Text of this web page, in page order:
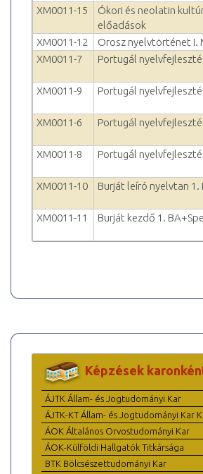
XM0011-15
Ókori és neolatin
előadások
XM0011-12 Orosz nyelvtörténet I.
XM0011-7
Portugál
XM0011-9 Portugál
XM0011-6 Portugál
XM0011-8 Portugál
XM0011-10 Burját leíró nyelvtan 1.
XM0011-11 Burját kezdő 1.
Képzések
ÁJTK Állam- és Jogtudományi Kar
ÁJTK-KT Állam- és Jogtudományi Kar
ÁOK Általános Orvostudományi Kar
ÁOK-Külföldi Hallgatók Titkársága
BTK Bölcsészettudományi Kar